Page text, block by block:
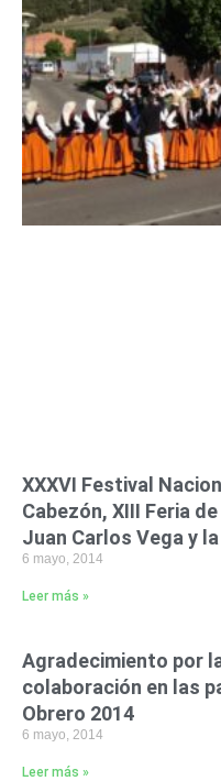
XXXVI Festival
Cabezón, XIII Feria
Juan Carlos Vega y
6 mayo, 2014
Leer más »
Agradecimiento por
colaboración en las
Obrero 2014
6 mayo, 2014
Leer más »